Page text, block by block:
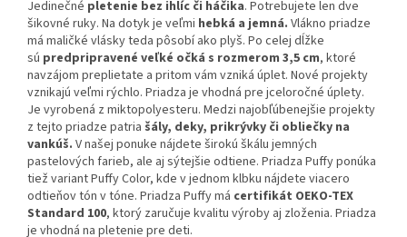
Jedinečné pletenie bez ihlíc či háčika. Potrebujete len dve
šikovné ruky. Na dotyk je veľmi hebká a jemná. Vlákno priadze
má maličké vlásky teda pôsobí ako plyš. Po celej dĺžke
sú predpripravené veľké očká s rozmerom 3,5 cm, ktoré
navzájom preplietate a pritom vám vzniká úplet. Nové projekty
vznikajú veľmi rýchlo. Priadza je vhodná pre jceloročné úplety.
Je vyrobená z miktopolyesteru. Medzi najobľúbenejšie projekty
z tejto priadze patria šály, deky, prikrývky či obliečky na
vankúš. V našej ponuke nájdete širokú škálu jemných
pastelových farieb, ale aj sýtejšie odtiene. Priadza Puffy ponúka
tiež variant Puffy Color, kde v jednom klbku nájdete viacero
odtieňov tón v tóne. Priadza Puffy má certifikát OEKO-TEX
Standard 100, ktorý zaručuje kvalitu výroby aj zloženia. Priadza
je vhodná na pletenie pre deti.